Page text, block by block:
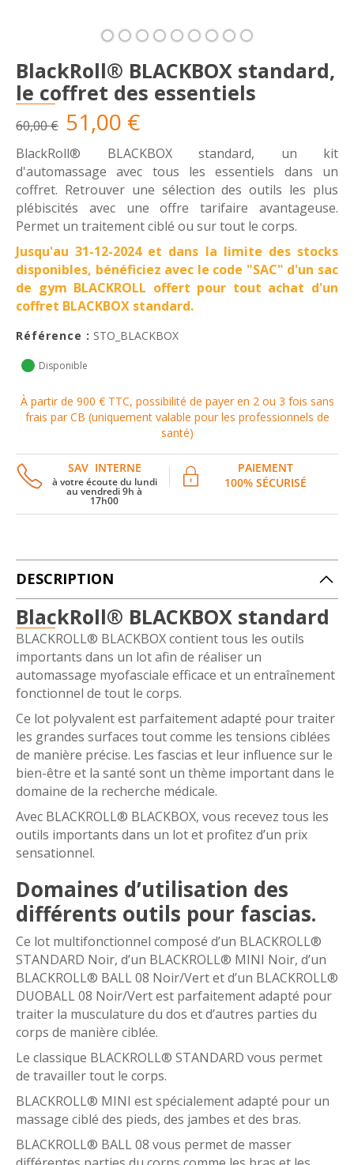
BlackRoll® BLACKBOX standard,
le coffret des essentiels
60,00 € 51,00 €
BlackRoll® BLACKBOX standard, un kit
d'automassage avec tous les essentiels dans un
coffret. Retrouver une sélection des outils les plus
plébiscités avec une offre tarifaire avantageuse.
Permet un traitement ciblé ou sur tout le corps.
Jusqu'au 31-12-2024 et dans la limite des stocks
disponibles, bénéficiez avec le code "SAC" d'un sac
de gym BLACKROLL offert pour tout achat d'un
coffret BLACKBOX standard.
Référence : STO_BLACKBOX
Disponible
À partir de 900 € TTC, possibilité de payer en 2 ou 3 fois sans
frais par CB (uniquement valable pour les professionnels de
santé)
SAV INTERNE
à votre écoute du lundi
au vendredi 9h à
17h00
PAIEMENT
100% SÉCURISÉ
DESCRIPTION
BlackRoll® BLACKBOX standard
BLACKROLL® BLACKBOX contient tous les outils
importants dans un lot afin de réaliser un
automassage myofasciale efficace et un entraînement
fonctionnel de tout le corps.
Ce lot polyvalent est parfaitement adapté pour traiter
les grandes surfaces tout comme les tensions ciblées
de manière précise. Les fascias et leur influence sur le
bien-être et la santé sont un thème important dans le
domaine de la recherche médicale.
Avec BLACKROLL® BLACKBOX, vous recevez tous les
outils importants dans un lot et profitez d’un prix
sensationnel.
Domaines d’utilisation des
différents outils pour fascias.
Ce lot multifonctionnel composé d’un BLACKROLL®
STANDARD Noir, d’un BLACKROLL® MINI Noir, d’un
BLACKROLL® BALL 08 Noir/Vert et d’un BLACKROLL®
DUOBALL 08 Noir/Vert est parfaitement adapté pour
traiter la musculature du dos et d’autres parties du
corps de manière ciblée.
Le classique BLACKROLL® STANDARD vous permet
de travailler tout le corps.
BLACKROLL® MINI est spécialement adapté pour un
massage ciblé des pieds, des jambes et des bras.
BLACKROLL® BALL 08 vous permet de masser